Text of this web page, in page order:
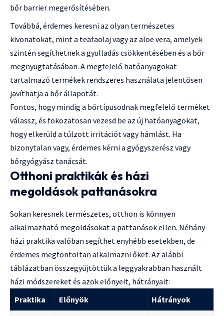
bőr barrier megerősítésében.
Továbbá, érdemes keresni az olyan természetes
kivonatokat, mint a teafaolaj vagy az aloe vera, amelyek
szintén segíthetnek a gyulladás csökkentésében és a bőr
megnyugtatásában. A megfelelő hatóanyagokat
tartalmazó termékek rendszeres használata jelentősen
javíthatja a bőr állapotát.
Fontos, hogy mindig a bőrtípusodnak megfelelő terméket
válassz, és fokozatosan vezesd be az új hatóanyagokat,
hogy elkerüld a túlzott irritációt vagy hámlást. Ha
bizonytalan vagy, érdemes kérni a gyógyszerész vagy
bőrgyógyász tanácsát.
Otthoni praktikák és házi
megoldások pattanásokra
Sokan keresnek természetes, otthon is könnyen
alkalmazható megoldásokat a pattanások ellen. Néhány
házi praktika valóban segíthet enyhébb esetekben, de
érdemes megfontoltan alkalmazni őket. Az alábbi
táblázatban összegyűjtöttük a leggyakrabban használt
házi módszereket és azok előnyeit, hátrányait:
Praktika
Előnyök Hátrányok